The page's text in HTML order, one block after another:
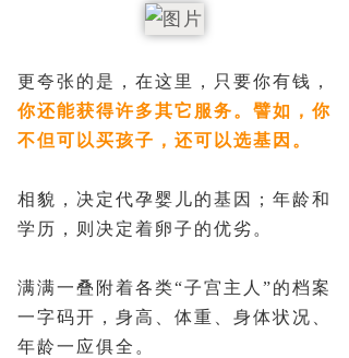
更夸张的是，在这里，只要你有钱，
你还能获得许多其它服务。譬如，你
不但可以买孩子，还可以选基因。
相貌，决定代孕婴儿的基因；年龄和
学历，则决定着卵子的优劣。
满满一叠附着各类“子宫主人”的档案
一字码开，身高、体重、身体状况、
年龄一应俱全。